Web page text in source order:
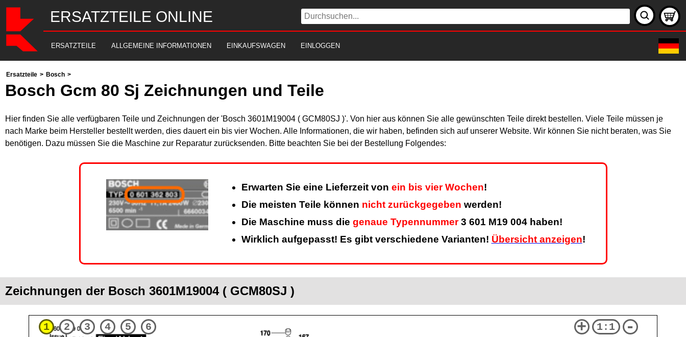
ERSATZTEILE ONLINE
ERSATZTEILE ALLGEMEINE INFORMATIONEN EINKAUFSWAGEN EINLOGGEN
Ersatzteile > Bosch >
Bosch Gcm 80 Sj Zeichnungen und Teile
Hier finden Sie alle verfügbaren Teile und Zeichnungen der 'Bosch 3601M19004 ( GCM80SJ )'. Von hier aus können Sie alle gewünschten Teile direkt bestellen. Viele Teile müssen je
nach Marke beim Hersteller bestellt werden, dies dauert ein bis vier Wochen. Alle Informationen, die wir haben, befinden sich auf unserer Website. Wir können Sie nicht beraten, was Sie
benötigen. Dazu müssen Sie die Maschine zur Reparatur zurücksenden. Bitte beachten Sie bei der Bestellung Folgendes:
Erwarten Sie eine Lieferzeit von ein bis vier Wochen!
Die meisten Teile können nicht zurückgegeben werden!
Die Maschine muss die genaue Typennummer3 601 M19 004 haben!
Wirklich aufgepasst! Es gibt verschiedene Varianten! Übersicht anzeigen!
Zeichnungen der Bosch 3601M19004 ( GCM80SJ )
1 2 3 4 5 6 + 1:1 -